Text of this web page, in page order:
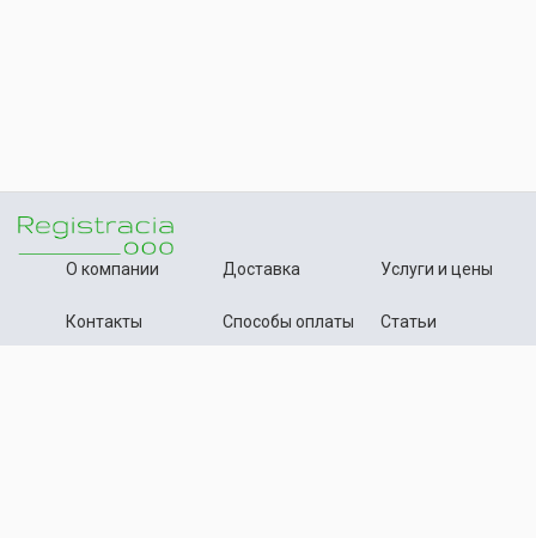
О компании
Контакты
Доставка
Способы оплаты
Услуги и цены
Статьи